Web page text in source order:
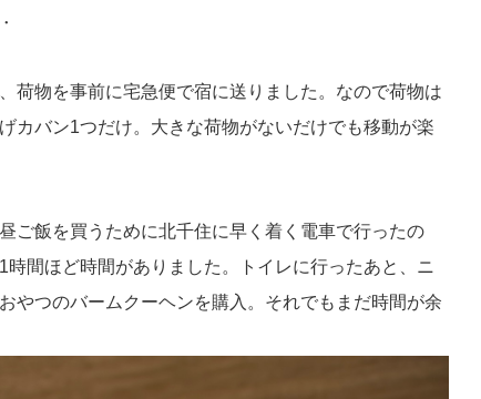
荷物を事前に宅急便で宿に送りました。なので荷物は
カバン1つだけ。大きな荷物がないだけでも移動が楽
ご飯を買うために北千住に早く着く電車で行ったの
間ほど時間がありました。トイレに行ったあと、ニ
やつのバームクーヘンを購入。それでもまだ時間が余